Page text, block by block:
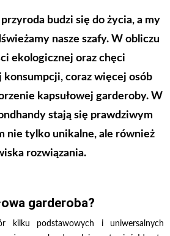
budzi się do życia, a my
nasze szafy. W obliczu
ekologicznej oraz chęci
coraz więcej osób
kapsułowej garderoby. W
stają się prawdziwym
nie tylko unikalne, ale również
rozwiązania.
garderoba?
kilku podstawowych i uniwersalnych